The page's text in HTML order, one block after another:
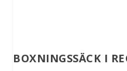
BOXNINGSSÄCK I